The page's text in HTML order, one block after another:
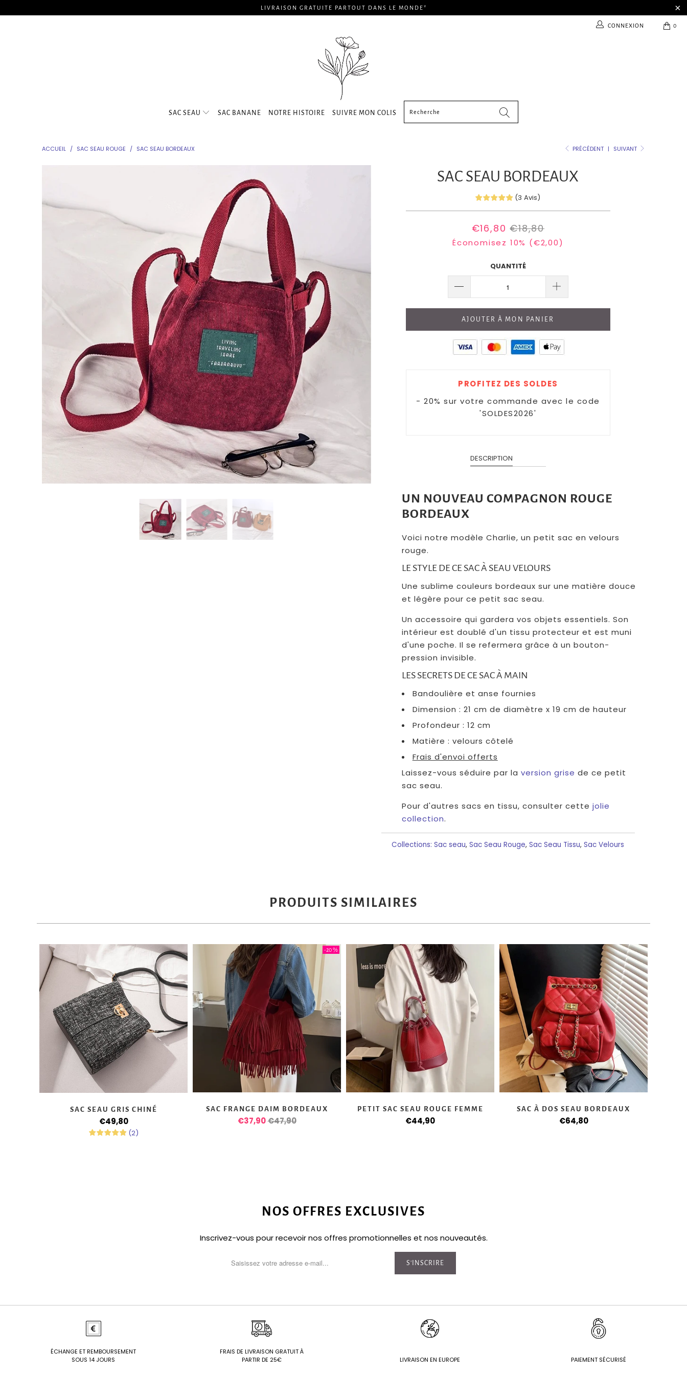
LIVRAISON GRATUITE PARTOUT DANS LE MONDE*
0
CONNEXION
SAC SEAU SAC BANANE NOTRE HISTOIRE SUIVRE MON COLIS
PRÉCÉDENT | SUIVANT
ACCUEIL / SAC SEAU ROUGE / SAC SEAU BORDEAUX
SAC SEAU BORDEAUX
(3 Avis)
€16,80 €18,80
Économisez 10% (€2,00)
QUANTITÉ
AJOUTER À MON PANIER
PROFITEZ DES SOLDES
- 20% sur votre commande avec le code
'SOLDES2026'
DESCRIPTION
UN NOUVEAU COMPAGNON ROUGE
BORDEAUX
Voici notre modèle Charlie, un petit sac en velours
rouge.
LE STYLE DE CE SAC À SEAU VELOURS
Une sublime couleurs bordeaux sur une matière douce
et légère pour ce petit sac seau.
Un accessoire qui gardera vos objets essentiels. Son
intérieur est doublé d'un tissu protecteur et est muni
d'une poche. Il se refermera grâce à un bouton-
pression invisible.
LES SECRETS DE CE SAC À MAIN
Bandoulière et anse fournies
Dimension : 21 cm de diamètre x 19 cm de hauteur
Profondeur : 12 cm
Matière : velours côtelé
Frais d'envoi offerts
Laissez-vous séduire par la version grise de ce petit
sac seau.
Pour d'autres sacs en tissu, consulter cette jolie
collection.
Collections: Sac seau,Sac Seau Rouge,Sac Seau Tissu,Sac Velours
PRODUITS SIMILAIRES
SAC SEAU GRIS CHINÉ
€49,80
(2)
-20 %
SAC FRANGE DAIM BORDEAUX
€37,90€47,90
PETIT SAC SEAU ROUGE FEMME
€44,90
SAC À DOS SEAU BORDEAUX
€64,80
NOS OFFRES EXCLUSIVES
Inscrivez-vous pour recevoir nos offres promotionnelles et nos nouveautés.
ÉCHANGE ET REMBOURSEMENT
SOUS 14 JOURS
FRAIS DE LIVRAISON GRATUIT À
PARTIR DE 25€
LIVRAISON EN EUROPE PAIEMENT SÉCURISÉ